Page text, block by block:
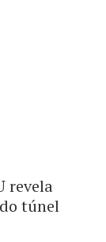
revela
túnel